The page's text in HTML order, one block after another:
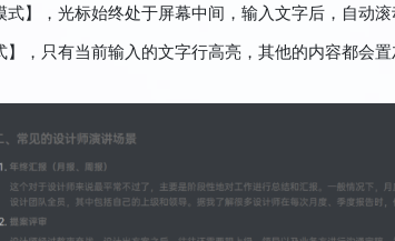
】，光标始终处于屏幕中间，输入文字后，自动滚
，只有当前输入的文字行高亮，其他的内容都会置